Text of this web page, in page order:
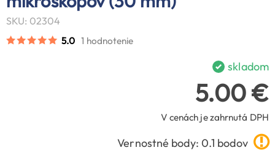
SKU: 02304
5.0 1 hodnotenie
skladom
5.00 €
V cenách je zahrnutá DPH
Vernostné body: 0.1 bodov